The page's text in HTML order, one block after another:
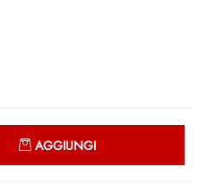
AGGIUNGI